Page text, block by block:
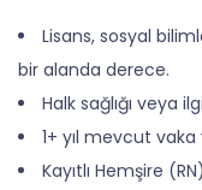
Lisans, sosyal
bir alanda derece.
Halk sağlığı veya
1+ yıl mevcut
Kayıtlı Hemşire